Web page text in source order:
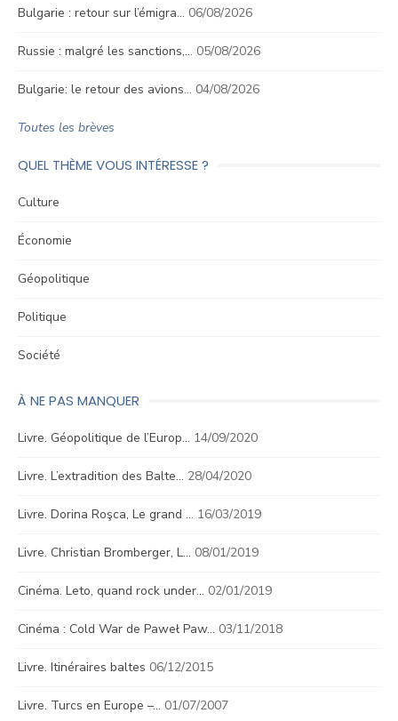
Bulgarie : retour sur l’émigra… 06/08/2026
Russie : malgré les sanctions,… 05/08/2026
Bulgarie: le retour des avions… 04/08/2026
Toutes les brèves
QUEL THÈME VOUS INTÉRESSE ?
Culture
Économie
Géopolitique
Politique
Société
À NE PAS MANQUER
Livre. Géopolitique de l’Europ… 14/09/2020
Livre. L’extradition des Balte… 28/04/2020
Livre. Dorina Roşca, Le grand … 16/03/2019
Livre. Christian Bromberger, L… 08/01/2019
Cinéma. Leto, quand rock under… 02/01/2019
Cinéma : Cold War de Paweł Paw… 03/11/2018
Livre. Itinéraires baltes 06/12/2015
Livre. Turcs en Europe –… 01/07/2007